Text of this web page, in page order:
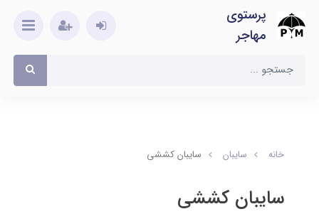
پرستوی
مهاجر
خانه سایبان سایبان کششی
سایبان کششی